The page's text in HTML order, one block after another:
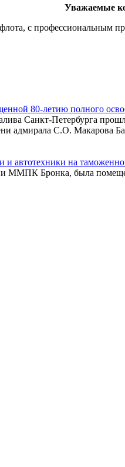
Уважаемые
с профессиональным
80-летию полного
Санкт-Петербурга
адмирала С.О. Макарова
автотехники на
ММПК Бронка, была